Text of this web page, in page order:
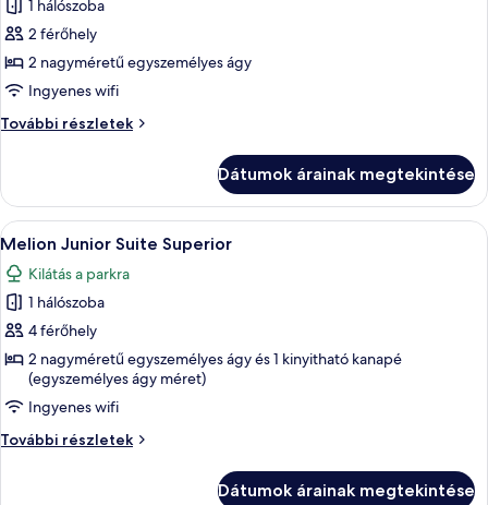
szoba
összes
képének
megtekintése:
Melion
Junior
1 hálószoba
2 férőhely
2 nagyméretű egyszemélyes ágy
Ingyenes wifi
További részletek
Melion
részletei
Dátumok árainak megtekintése
A
következő
szoba
összes
képének
megtekintése:
Melion
Junior
Suite
Egy modern szállodai szoba,
3
Melion Junior Suite Superior
Kilátás a parkra
1 hálószoba
4 férőhely
2 nagyméretű egyszemélyes ágy és 1 kinyitható kanapé
(egyszemélyes ágy méret)
Ingyenes wifi
További részletek
Melion
Dátumok árainak megtekintése